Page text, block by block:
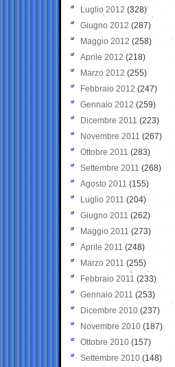
Luglio 2012 (328)
Giugno 2012 (287)
Maggio 2012 (258)
Aprile 2012 (218)
Marzo 2012 (255)
Febbraio 2012 (247)
Gennaio 2012 (259)
Dicembre 2011 (223)
Novembre 2011 (267)
Ottobre 2011 (283)
Settembre 2011 (268)
Agosto 2011 (155)
Luglio 2011 (204)
Giugno 2011 (262)
Maggio 2011 (273)
Aprile 2011 (248)
Marzo 2011 (255)
Febbraio 2011 (233)
Gennaio 2011 (253)
Dicembre 2010 (237)
Novembre 2010 (187)
Ottobre 2010 (157)
Settembre 2010 (148)